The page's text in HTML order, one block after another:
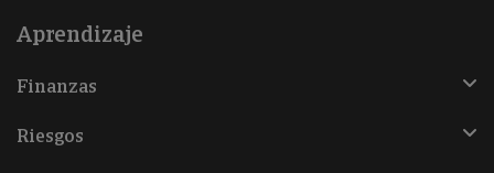
Aprendizaje
Finanzas
Riesgos